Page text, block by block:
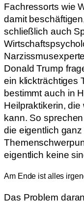
Fachressorts wie
damit
schließlich auch
Donald Trump
ein klickträchtiges
bestimmt auch in
Heilpraktikerin,
kann. So
die eigentlich
eigentlich keine
Am Ende ist alles
Das Problem